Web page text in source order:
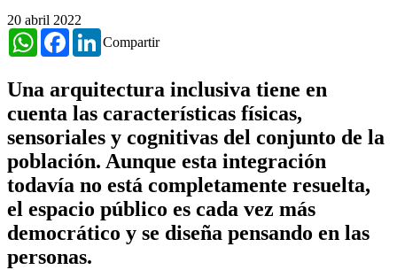
20 abril 2022
Compartir
WhatsAppFacebookLinkedIn
Una arquitectura inclusiva tiene en
cuenta las características físicas,
sensoriales y cognitivas del conjunto de la
población. Aunque esta integración
todavía no está completamente resuelta,
el espacio público es cada vez más
democrático y se diseña pensando en las
personas.